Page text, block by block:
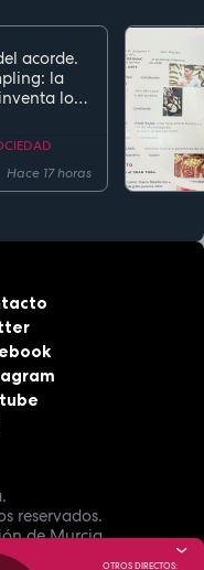
acorde.
la
los
Hace 17 horas
reservados.
de Murcia.
OTROS DIRECTOS: